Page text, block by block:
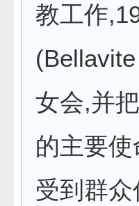
教工作
女会,并
的主要
受到群